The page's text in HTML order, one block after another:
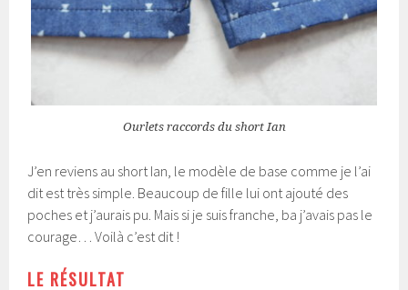
Ourlets raccords du short Ian
J’en reviens au short Ian, le modèle de base comme je l’ai
dit est très simple. Beaucoup de fille lui ont ajouté des
poches et j’aurais pu. Mais si je suis franche, ba j’avais pas le
courage… Voilà c’est dit !
LE RÉSULTAT